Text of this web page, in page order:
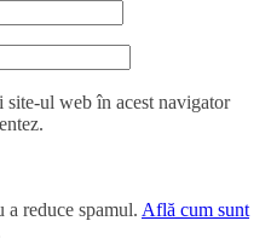
site-ul web în acest navigator
a reduce spamul. Află cum sunt